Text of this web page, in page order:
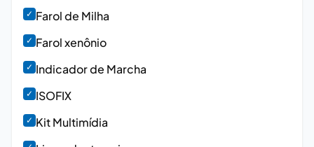
✓ Farol de Milha
✓ Farol xenônio
✓ Indicador de Marcha
✓ ISOFIX
✓ Kit Multimídia